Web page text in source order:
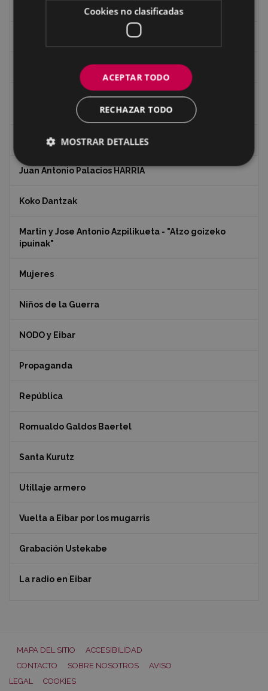
Ignacio Zuloaga (1870-2020)
Ignacio Zuloaga, cuadros del autor en las tiendas de
Indalecio Ojanguren Diputación de Gipuzkoa
Juan Antonio Palacios HARRIA
Koko Dantzak
Martin y Jose Antonio Azpilikueta - "Atzo goizeko
ipuinak"
Mujeres
Niños de la Guerra
NODO y Eibar
Propaganda
República
Romualdo Galdos Baertel
Santa Kurutz
Utillaje armero
Vuelta a Eibar por los mugarris
Grabación Ustekabe
La radio en Eibar
MAPA DEL SITIO
ACCESIBILIDAD
CONTACTO
SOBRE NOSOTROS
AVISO
LEGAL
COOKIES
Cookies no clasificadas
ACEPTAR TODO
RECHAZAR TODO
MOSTRAR DETALLES